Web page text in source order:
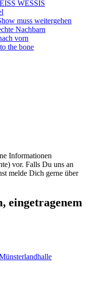
WESSIS
muss weitergehen
Nachbarn
vorn
the bone
Informationen
vor. Falls Du uns an
melde Dich gerne über
eingetragenem